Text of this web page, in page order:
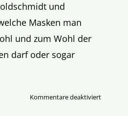
und
Masken man
und zum Wohl der
darf oder sogar
Kommentare deaktiviertfür